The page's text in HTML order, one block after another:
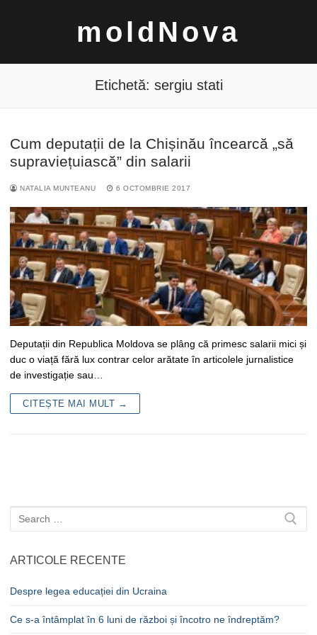
moldNova
Caută
după:
Etichetă: sergiu stati
Cum deputații de la Chișinău încearcă „să
supraviețuiască” din salarii
NATALIA MUNTEANU 6 OCTOMBRIE 2017
Deputații din Republica Moldova se plâng că primesc salarii mici și
duc o viață fără lux contrar celor arătate în articolele jurnalistice
de investigație sau…
CITEȘTE MAI MULT →
Caută
după:
ARTICOLE RECENTE
Despre legea educației din Ucraina
Ce s-a întâmplat în 6 luni de război și încotro ne îndreptăm?